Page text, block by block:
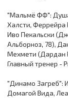
"Мальмё ФФ":
Халсти, Феррейра
Иво Пекальски
Альборноз, 78),
Мехмети (Дардан
Главный тренер -
"Динамо Загреб":
Домагой Вида,